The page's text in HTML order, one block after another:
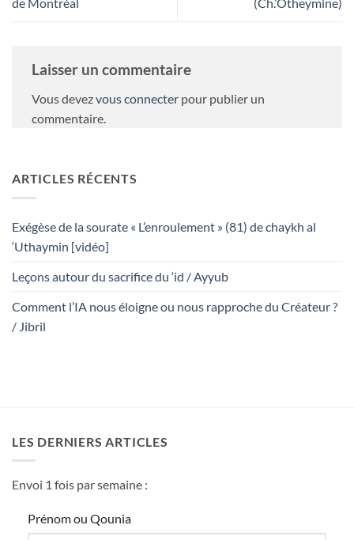
Laisser un commentaire
Vous devezvous connecter pour publier un
commentaire.
ARTICLES RÉCENTS
Exégèse de la sourate « L’enroulement » (81) de chaykh al
‘Uthaymin [vidéo]
Leçons autour du sacrifice du ‘id / Ayyub
Comment l’IA nous éloigne ou nous rapproche du Créateur ?
/ Jibril
LES DERNIERS ARTICLES
Envoi 1 fois par semaine :
Prénom ou Qounia